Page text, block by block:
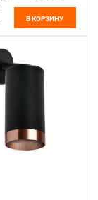
В КОРЗИНУ